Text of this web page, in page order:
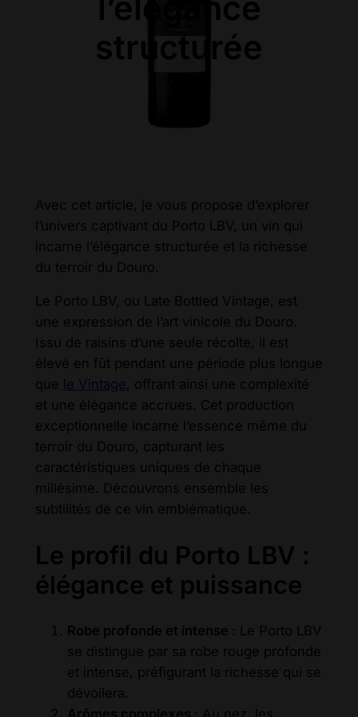
l’élégance
structurée
Avec cet article, je vous propose d’explorer
l’univers captivant du Porto LBV, un vin qui
incarne l’élégance structurée et la richesse
du terroir du Douro.
Le Porto LBV, ou Late Bottled Vintage, est
une expression de l’art vinicole du Douro.
Issu de raisins d’une seule récolte, il est
élevé en fût pendant une période plus longue
que le Vintage , offrant ainsi une complexité
et une élégance accrues. Cet production
exceptionnelle incarne l’essence même du
terroir du Douro, capturant les
caractéristiques uniques de chaque
millésime. Découvrons ensemble les
subtilités de ce vin emblématique.
Le profil du Porto LBV :
élégance et puissance
Robe profonde et intense : Le Porto LBV
se distingue par sa robe rouge profonde
et intense, préfigurant la richesse qui se
dévoilera.
Arômes complexes : Au nez, les